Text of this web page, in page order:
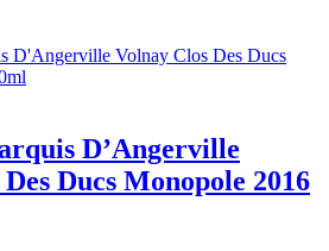
D’Angerville
Ducs Monopole 2016